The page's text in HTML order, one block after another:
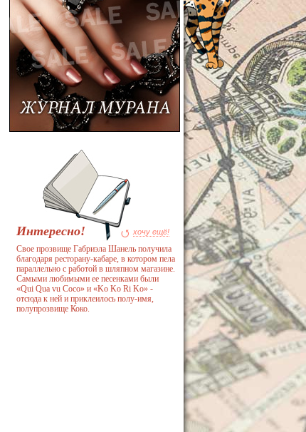
Интересно! хочу ещё!
Свое прозвище Габриэла Шанель получила
благодаря ресторану-кабаре, в котором пела
параллельно с работой в шляпном магазине.
Самыми любимыми ее песенками были
«Qui Qua vu Coco» и «Ko Ko Ri Ko» -
отсюда к ней и приклеилось полу-имя,
полупрозвище Коко.